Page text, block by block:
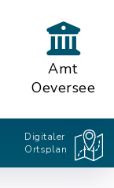
Amt
Oeversee
Digitaler
Ortsplan